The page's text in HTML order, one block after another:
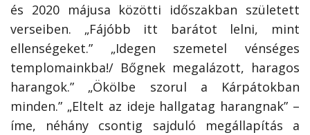
és 2020 májusa közötti időszakban született
verseiben. „Fájóbb itt barátot lelni, mint
ellenségeket.” „Idegen szemetel vénséges
templomainkba!/ Bőgnek megalázott, haragos
harangok.” „Ökölbe szorul a Kárpátokban
minden.” „Eltelt az ideje hallgatag harangnak” –
íme, néhány csontig sajduló megállapítás a